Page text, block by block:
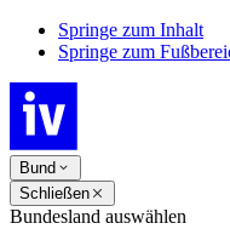
Springe zum Inhalt
Springe zum
Bund
Schließen
Bundesland auswählen